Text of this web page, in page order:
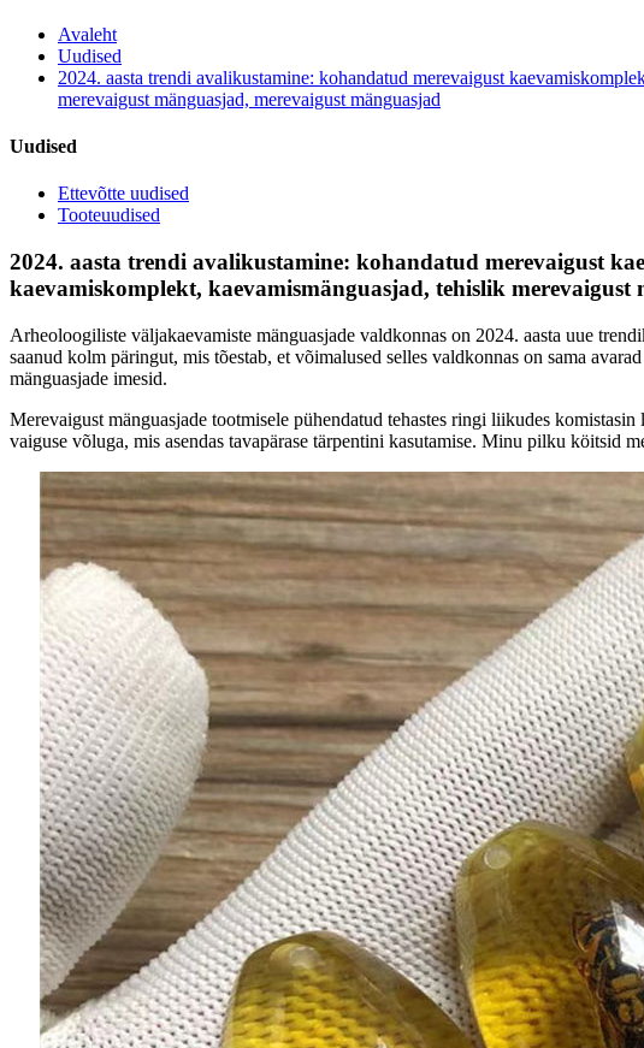
Avaleht
Uudised
2024. aasta trendi avalikustamine: kohandatud merevaigust
merevaigust mänguasjad, merevaigust mänguasjad
Uudised
Ettevõtte uudised
Tooteuudised
2024. aasta trendi avalikustamine: kohandatud merevaigust
kaevamiskomplekt, kaevamismänguasjad, tehislik merevaigust
Arheoloogiliste väljakaevamiste mänguasjade valdkonnas on 2024. aasta uue
saanud kolm päringut, mis tõestab, et võimalused selles valdkonnas on sama
mänguasjade imesid.
Merevaigust mänguasjade tootmisele pühendatud tehastes ringi liikudes
vaiguse võluga, mis asendas tavapärase tärpentini kasutamise. Minu pilku köitsid